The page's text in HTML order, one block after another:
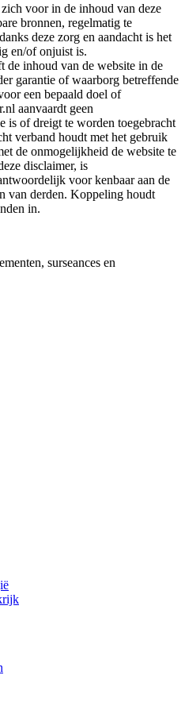
voor in de inhoud van deze
bronnen, regelmatig te
deze zorg en aandacht is het
en/of onjuist is.
de inhoud van de website in de
garantie of waarborg betreffende
een bepaald doel of
aanvaardt geen
is of dreigt te worden toegebracht
verband houdt met het gebruik
de onmogelijkheid de website te
disclaimer, is
voor kenbaar aan de
van derden. Koppeling houdt
in.
surseances en